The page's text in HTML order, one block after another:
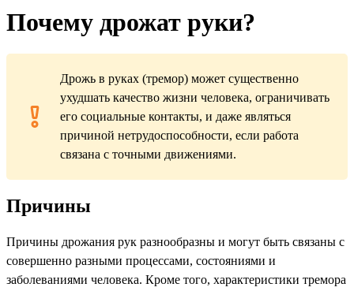
Почему дрожат руки?
Дрожь в руках (тремор) может существенно
ухудшать качество жизни человека, ограничивать
его социальные контакты, и даже являться
причиной нетрудоспособности, если работа
связана с точными движениями.
Причины
Причины дрожания рук разнообразны и могут быть связаны с
совершенно разными процессами, состояниями и
заболеваниями человека. Кроме того, характеристики тремора